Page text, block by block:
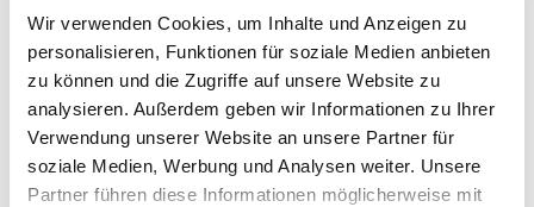
Wir verwenden Cookies, um Inhalte und Anzeigen zu
personalisieren, Funktionen für soziale Medien anbieten
zu können und die Zugriffe auf unsere Website zu
analysieren. Außerdem geben wir Informationen zu Ihrer
Verwendung unserer Website an unsere Partner für
soziale Medien, Werbung und Analysen weiter. Unsere
Partner führen diese Informationen möglicherweise mit
unterstützen dessen Arbeit.
Zutaten:Weizen (47,5%), Weizenkornmehl, Leinsamen (3%),
gefriergetrockneter Käse (1,5%), Pastinake (1%), Hefe.
Analytische Bestandteile:Rohprotein (Kjeldahl-Methode) min. 10,2%,
Rohfett min. 0,01%, Rohfaser max. 3,8%, Rohasche max. 2,4%,